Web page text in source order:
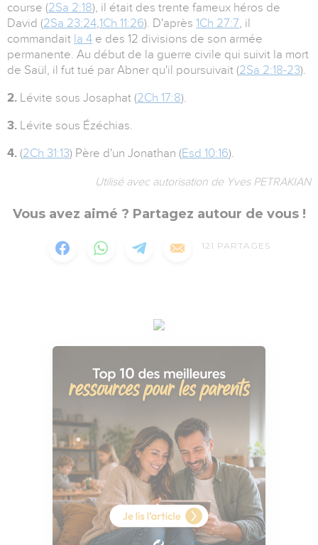
course (2Sa 2:18), il était des trente fameux héros de
David (2Sa 23:24,1Ch 11:26). D'après 1Ch 27:7, il
commandait la 4 e des 12 divisions de son armée
permanente. Au début de la guerre civile qui suivit la mort
de Saül, il fut tué par Abner qu'il poursuivait (2Sa 2:18-23).
2. Lévite sous Josaphat (2Ch 17:8).
3. Lévite sous Ézéchias.
4. (2Ch 31:13) Père d'un Jonathan (Esd 10:16).
Utilisé avec autorisation de Yves PETRAKIAN
Vous avez aimé ? Partagez autour de vous !
121 PARTAGES